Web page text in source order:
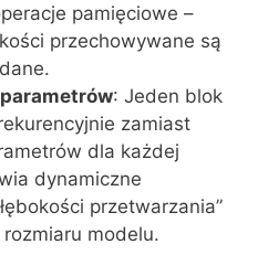
pamięciowe –
przechowywane są
: Jeden blok
zamiast
dla każdej
dynamiczne
przetwarzania”
modelu.